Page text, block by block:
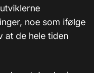
noe som ifølge
at de hele tiden